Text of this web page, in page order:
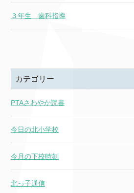
３年生 歯科指導
カテゴリー
PTAさわやか読書
今日の北小学校
今月の下校時刻
北っ子通信